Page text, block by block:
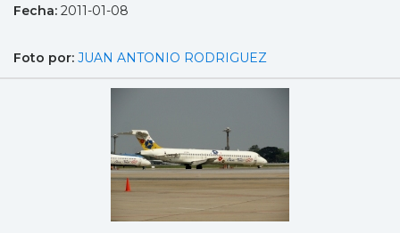
Fecha: 2011-01-08
Foto por: JUAN ANTONIO RODRIGUEZ